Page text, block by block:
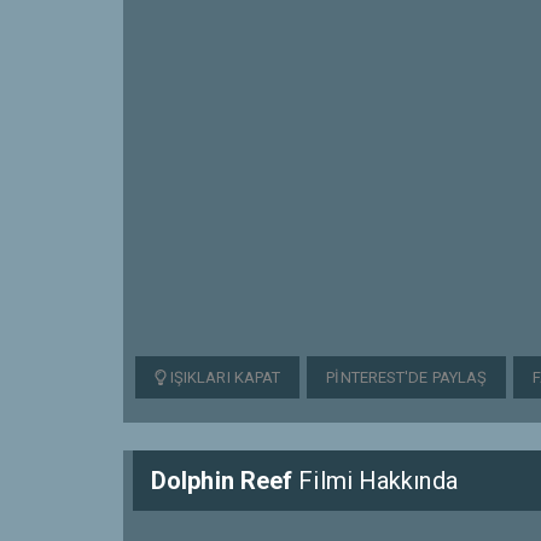
IŞIKLARI KAPAT PINTEREST'DE PAYLAŞ
Dolphin Reef Filmi Hakkında